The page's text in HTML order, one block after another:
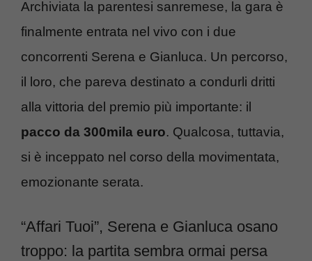
Archiviata la parentesi sanremese, la gara è
finalmente entrata nel vivo con i due
concorrenti Serena e Gianluca. Un percorso,
il loro, che pareva destinato a condurli dritti
alla vittoria del premio più importante: il
pacco da 300mila euro. Qualcosa, tuttavia,
si è inceppato nel corso della movimentata,
emozionante serata.
“Affari Tuoi”, Serena e Gianluca osano
troppo: la partita sembra ormai persa